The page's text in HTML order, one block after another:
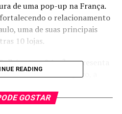
de uma pop-up na França.
o relacionamento
uma de suas principais
10 lojas.
tem 24 m² e apresenta
Com esse novo espaço, a
READING
GOSTAR